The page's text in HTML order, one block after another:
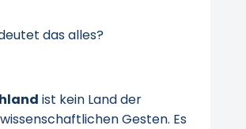
das alles?
ist kein Land der
Gesten. Es